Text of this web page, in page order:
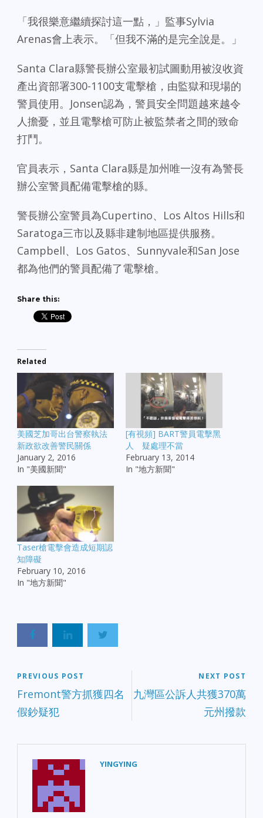
「我很樂意繼續探討這一點，」監事Sylvia
Arenas會上表示。「但我不滿的是完全說是。」
Santa Clara縣警長辦公室最初試圖動用被沒收資
產出資部署300-1100支電擊槍，由監獄和現場的
警員使用。Jonsen認為，警員安全問題越來越令
人擔憂，並且電擊槍可防止被監禁者之間的致命
打鬥。
官員表示，Santa Clara縣是加州唯一沒有為警長
辦公室警員配備電擊槍的縣。
警長辦公室警員為Cupertino、Los Altos Hills和
Saratoga三市以及縣非建制地區提供服務。
Campbell、Los Gatos、Sunnyvale和San Jose
都為他們的警員配備了電擊槍。
Share this:
Related
美國芝加哥出台警察執法
新政欲改善警民關係
January 2, 2016
In "美國新聞"
[有視頻] BART警員電擊黑
人 疑處理不當
February 13, 2014
In "地方新聞"
Taser槍電擊會造成短期認
知障礙
February 10, 2016
In "地方新聞"
PREVIOUS POST
Fremont警方抓獲四名
假鈔疑犯
NEXT POST
九灣區公訴人共獲370萬
元州撥款
YINGYING